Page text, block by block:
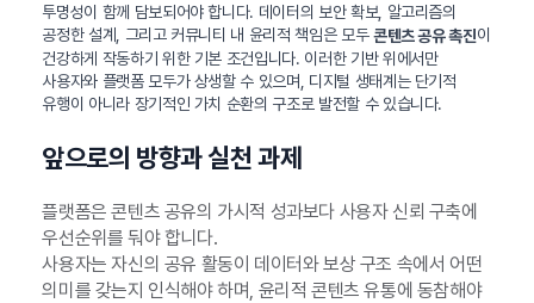
투명성이 함께 담보되어야 합니다. 데이터의 보안 확보, 알고리즘의
공정한 설계, 그리고 커뮤니티 내 윤리적 책임은 모두콘텐츠 공유 촉진이
건강하게 작동하기 위한 기본 조건입니다. 이러한 기반 위에서만
사용자와 플랫폼 모두가 상생할 수 있으며, 디지털 생태계는 단기적
유행이 아니라 장기적인 가치 순환의 구조로 발전할 수 있습니다.
앞으로의 방향과 실천 과제
플랫폼은 콘텐츠 공유의 가시적 성과보다 사용자 신뢰 구축에
우선순위를 둬야 합니다.
사용자는 자신의 공유 활동이 데이터와 보상 구조 속에서 어떤
의미를 갖는지 인식해야 하며, 윤리적 콘텐츠 유통에 동참해야